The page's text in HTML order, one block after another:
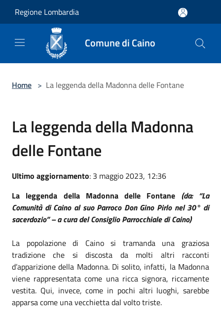
Regione Lombardia
Comune di Caino
Home > La leggenda della Madonna delle Fontane
La leggenda della Madonna
delle Fontane
Ultimo aggiornamento: 3 maggio 2023, 12:36
La leggenda della Madonna delle Fontane (da: “La
Comunità di Caino al suo Parroco Don Gino Pirlo nel 30° di
sacerdozio” – a cura del Consiglio Parrocchiale di Caino)
La popolazione di Caino si tramanda una graziosa
tradizione che si discosta da molti altri racconti
d’apparizione della Madonna. Di solito, infatti, la Madonna
viene rappresentata come una ricca signora, riccamente
vestita. Qui, invece, come in pochi altri luoghi, sarebbe
apparsa come una vecchietta dal volto triste.